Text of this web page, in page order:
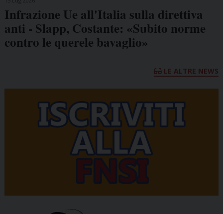
Infrazione Ue all'Italia sulla direttiva
anti - Slapp, Costante: «Subito norme
contro le querele bavaglio»
LE ALTRE NEWS